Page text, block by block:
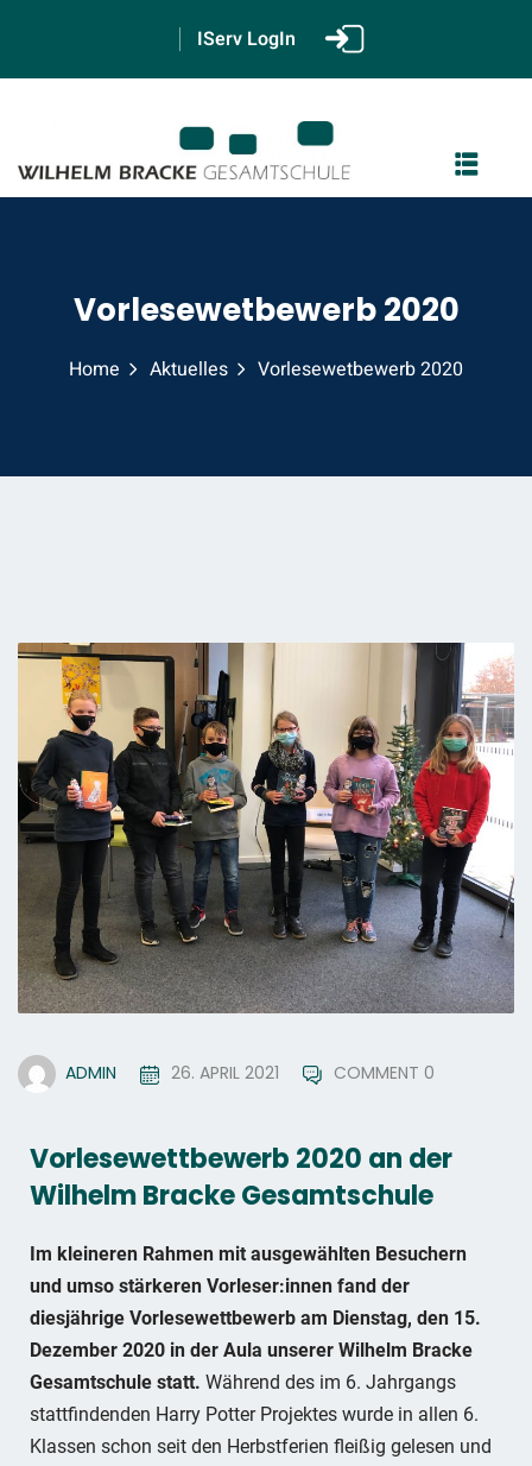
IServ LogIn
Vorlesewetbewerb 2020
Home Aktuelles Vorlesewetbewerb 2020
ADMIN 26. APRIL 2021 COMMENT 0
Vorlesewettbewerb 2020 an der
Wilhelm Bracke Gesamtschule
Im kleineren Rahmen mit ausgewählten Besuchern
und umso stärkeren Vorleser:innen fand der
diesjährige Vorlesewettbewerb am Dienstag, den 15.
Dezember 2020 in der Aula unserer Wilhelm Bracke
Gesamtschule statt. Während des im 6. Jahrgangs
stattfindenden Harry Potter Projektes wurde in allen 6.
Klassen schon seit den Herbstferien fleißig gelesen und